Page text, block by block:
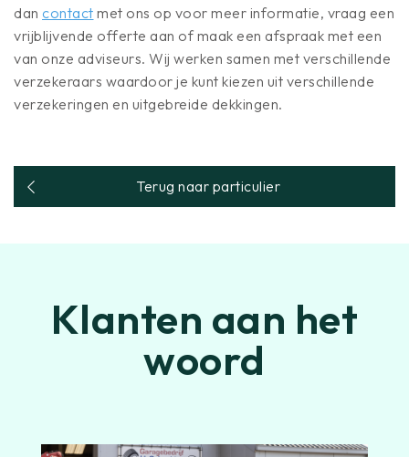
dan contact met ons op voor meer informatie, vraag een
vrijblijvende offerte aan of maak een afspraak met een
van onze adviseurs. Wij werken samen met verschillende
verzekeraars waardoor je kunt kiezen uit verschillende
verzekeringen en uitgebreide dekkingen.
Terug naar particulier
Klanten aan het
woord